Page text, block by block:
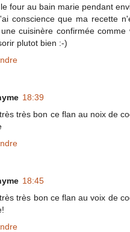
four au bain marie pendant
conscience que ma recette
cuisinère confirmée comme
plutot bien :-)
18:39
très bon ce flan au noix de
18:45
très bon ce flan au voix de